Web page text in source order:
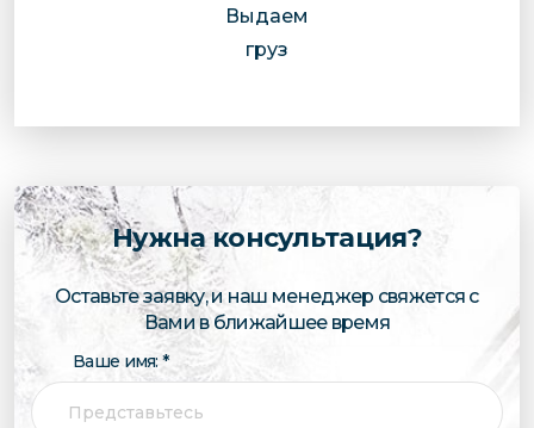
Выдаем
груз
Нужна консультация?
Оставьте заявку, и наш менеджер свяжется с
Вами в ближайшее время
Ваше имя: *